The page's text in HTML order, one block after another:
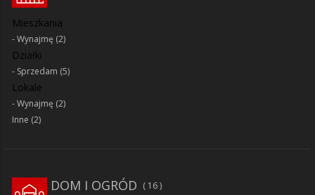
Mieszkania
Wynajmę (2)
Działki
Sprzedam (5)
Lokale
Wynajmę (2)
Inne (2)
DOM I OGRÓD 16